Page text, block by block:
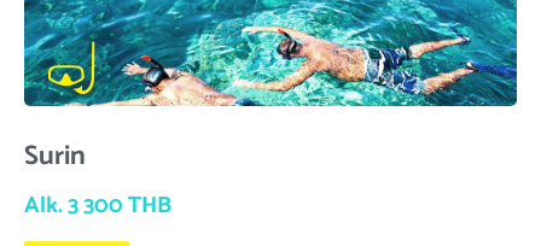
Surin
Alk. 3 300 THB